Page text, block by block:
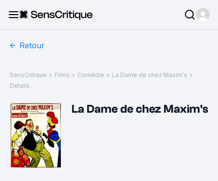
Retour
SensCritique > Films > Comédie > La Dame de chez Maxim's >
Details
La Dame de chez Maxim's